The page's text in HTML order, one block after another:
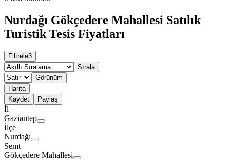
Nurdağı Gökçedere Mahallesi Satılık
Turistik Tesis Fiyatları
Filtrele3
Sırala
Görünüm
Harita
Kaydet
Paylaş
İl
Gaziantep
İlçe
Nurdağı
Semt
Gökçedere Mahallesi